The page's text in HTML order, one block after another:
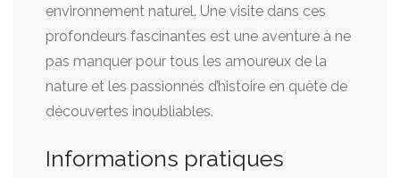
environnement naturel. Une visite dans ces
profondeurs fascinantes est une aventure à ne
pas manquer pour tous les amoureux de la
nature et les passionnés d’histoire en quête de
découvertes inoubliables.
Informations pratiques